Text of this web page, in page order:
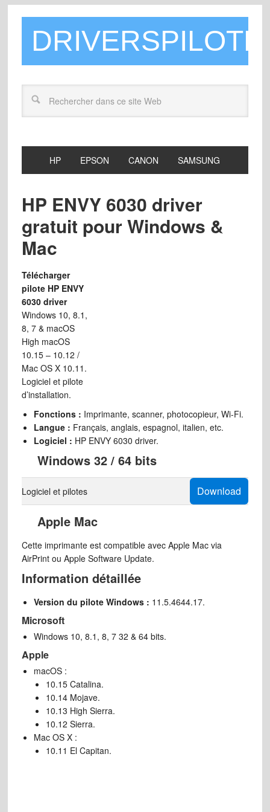
HP EPSON CANON SAMSUNG
HP ENVY 6030 driver
gratuit pour Windows &
Mac
Télécharger
pilote HP ENVY
6030 driver
Windows 10, 8.1,
8, 7 & macOS
High macOS
10.15 – 10.12 /
Mac OS X 10.11.
Logiciel et pilote
d’installation.
Fonctions : Imprimante, scanner, photocopieur, Wi-Fi.
Langue : Français, anglais, espagnol, italien, etc.
Logiciel : HP ENVY 6030 driver.
Windows 32 / 64 bits
Logiciel et pilotes Download
Apple Mac
Cette imprimante est compatible avec Apple Mac via
AirPrint ou Apple Software Update.
Information détaillée
Version du pilote Windows : 11.5.4644.17.
Microsoft
Windows 10, 8.1, 8, 7 32 & 64 bits.
Apple
macOS :
10.15 Catalina.
10.14 Mojave.
10.13 High Sierra.
10.12 Sierra.
Mac OS X :
10.11 El Capitan.